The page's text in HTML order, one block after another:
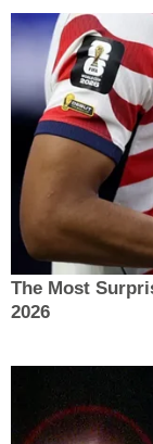
The Most
2026